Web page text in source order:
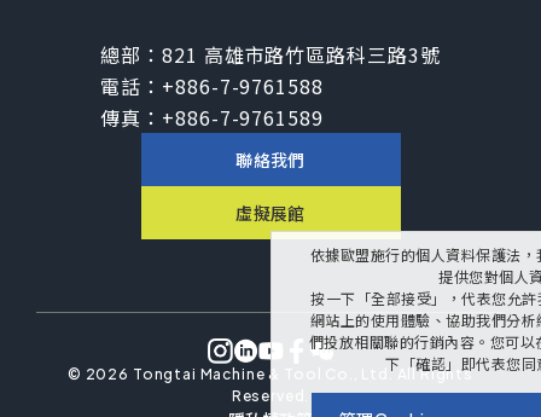
總部： 821 高雄市路竹區路科三路3號
電話： +886-7-9761588
傳真： +886-7-9761589
聯絡我們
虛擬展館
© 2026 Tongtai Machine & Tool Co., Ltd.
All Rights
Reserved.
依據歐盟施行的個人資料保護法
提供您對個人
按一下「全部接受」，代表您允
網站上的使用體驗、協助我們分
們投放相關聯的行銷內容。您可
下「確認」即代表您